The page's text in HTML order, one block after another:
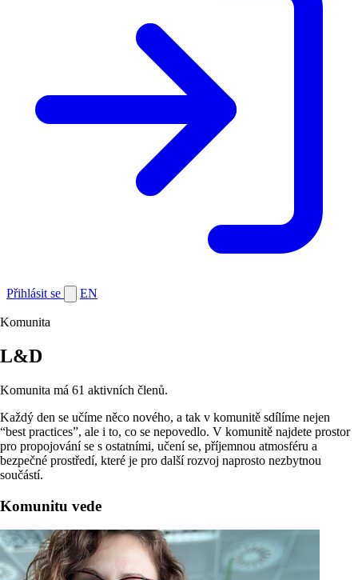
Přihlásit se EN
Komunita
L&D
Komunita má 61 aktivních členů.
Každý den se učíme něco nového, a tak v komunitě sdílíme nejen
“best practices”, ale i to, co se nepovedlo. V komunitě najdete prostor
pro propojování se s ostatními, učení se, příjemnou atmosféru a
bezpečné prostředí, které je pro další rozvoj naprosto nezbytnou
součástí.
Komunitu vede